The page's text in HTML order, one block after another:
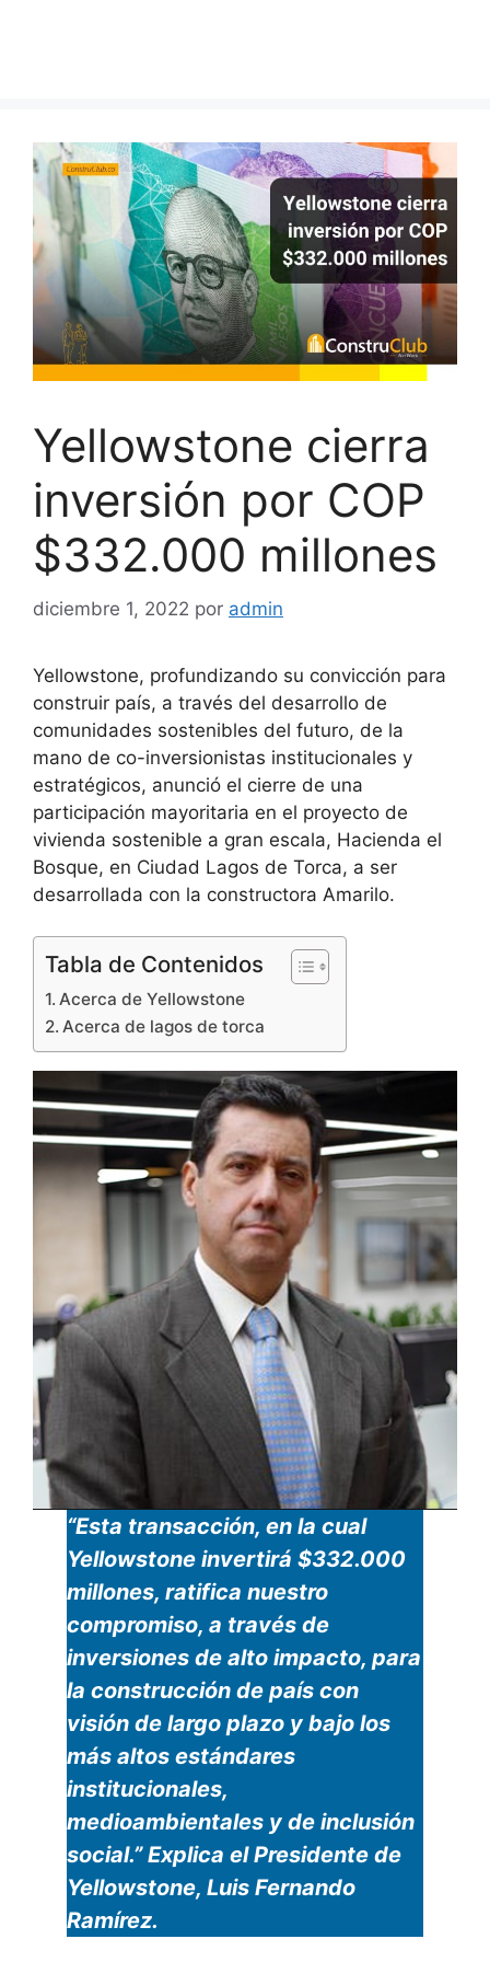
Yellowstone cierra
inversión por COP
$332.000 millones
diciembre 1, 2022 por admin
Yellowstone, profundizando su convicción para
construir país, a través del desarrollo de
comunidades sostenibles del futuro, de la
mano de co-inversionistas institucionales y
estratégicos, anunció el cierre de una
participación mayoritaria en el proyecto de
vivienda sostenible a gran escala, Hacienda el
Bosque, en Ciudad Lagos de Torca, a ser
desarrollada con la constructora Amarilo.
Tabla de Contenidos
Acerca de Yellowstone
Acerca de lagos de torca
“Esta transacción, en la cual
Yellowstone invertirá $332.000
millones, ratifica nuestro
compromiso, a través de
inversiones de alto impacto, para
la construcción de país con
visión de largo plazo y bajo los
más altos estándares
institucionales,
medioambientales y de inclusión
social.” Explica el Presidente de
Yellowstone, Luis Fernando
Ramírez.